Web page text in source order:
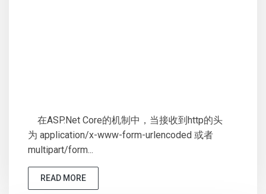
在ASP.Net Core的机制中，当接收到http的头
为 application/x-www-form-urlencoded 或者
multipart/form...
READ MORE